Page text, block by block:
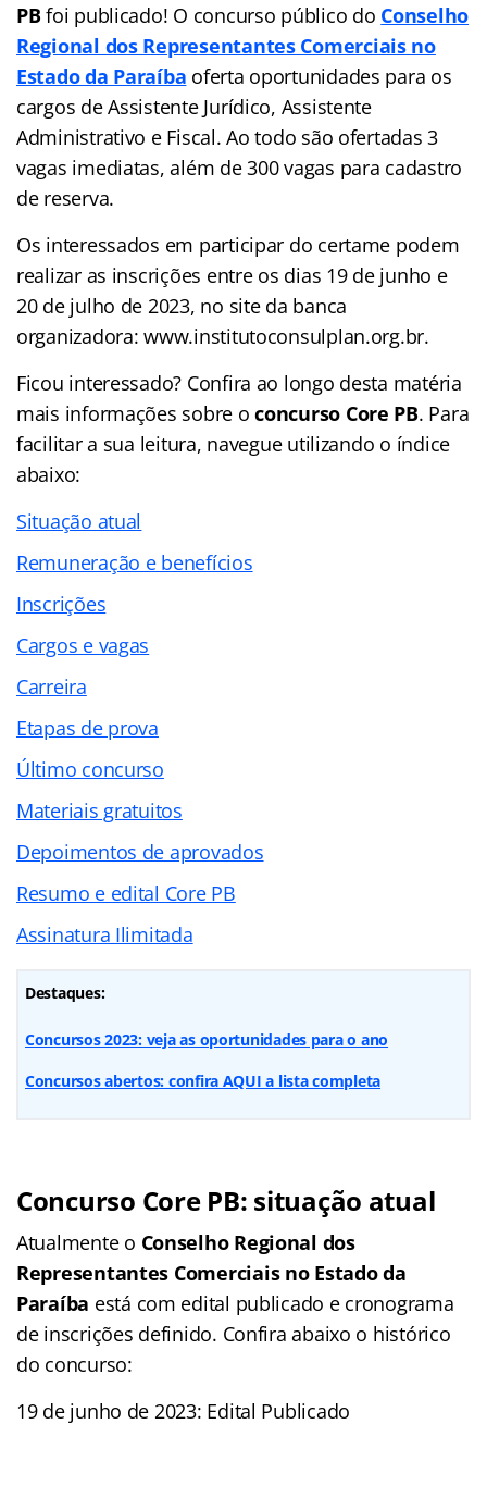
PBfoi publicado! O concurso público do Conselho
Regional dos Representantes Comerciais no
Estado da Paraíba oferta oportunidades para os
cargos de Assistente Jurídico, Assistente
Administrativo e Fiscal. Ao todo são ofertadas 3
vagas imediatas, além de 300 vagas para cadastro
de reserva.
Os interessados em participar do certame podem
realizar as inscrições entre os dias 19 de junho e
20 de julho de 2023, no site da banca
organizadora: www.institutoconsulplan.org.br.
Ficou interessado? Confira ao longo desta matéria
mais informações sobre o concurso Core PB. Para
facilitar a sua leitura, navegue utilizando o índice
abaixo:
Situação atual
Remuneração e benefícios
Inscrições
Cargos e vagas
Carreira
Etapas de prova
Último concurso
Materiais gratuitos
Depoimentos de aprovados
Resumo e edital Core PB
Assinatura Ilimitada
Destaques:
Concursos 2023: veja as oportunidades para o ano
Concursos abertos: confira AQUI a lista completa
Concurso Core PB: situação atual
Atualmente o Conselho Regional dos
Representantes Comerciais no Estado da
Paraíba está com edital publicado e cronograma
de inscrições definido. Confira abaixo o histórico
do concurso:
19 de junho de 2023: Edital Publicado